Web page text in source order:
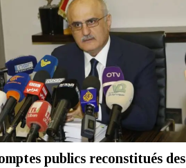
publics reconstitués des